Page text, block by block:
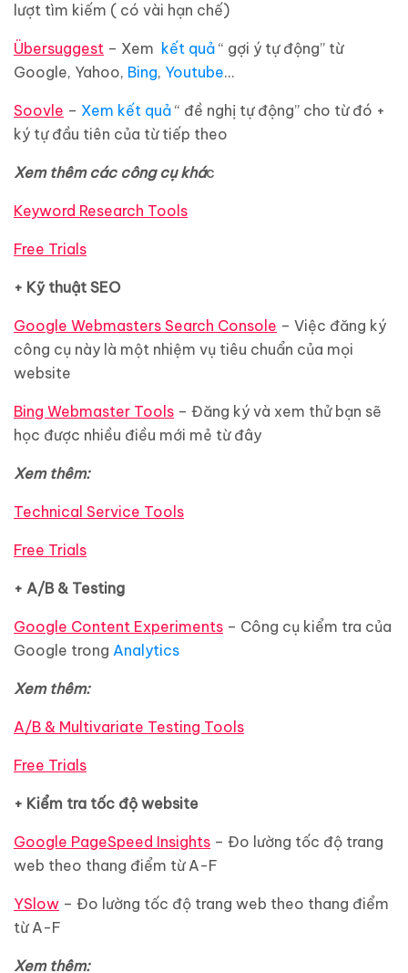
lượt tìm kiếm ( có vài hạn chế)
Übersuggest – Xem kết quả “ gợi ý tự động” từ
Google, Yahoo, Bing, Youtube…
Soovle – Xem kết quả “ đề nghị tự động” cho từ đó +
ký tự đầu tiên của từ tiếp theo
Xem thêm các công cụ khác
Keyword Research Tools
Free Trials
+ Kỹ thuật SEO
Google Webmasters Search Console – Việc đăng ký
công cụ này là một nhiệm vụ tiêu chuẩn của mọi
website
Bing Webmaster Tools – Đăng ký và xem thử bạn sẽ
học được nhiều điều mới mẻ từ đây
Xem thêm:
Technical Service Tools
Free Trials
+ A/B & Testing
Google Content Experiments – Công cụ kiểm tra của
Google trong Analytics
Xem thêm:
A/B & Multivariate Testing Tools
Free Trials
+ Kiểm tra tốc độ website
Google PageSpeed Insights – Đo lường tốc độ trang
web theo thang điểm từ A-F
YSlow – Đo lường tốc độ trang web theo thang điểm
từ A-F
Xem thêm: